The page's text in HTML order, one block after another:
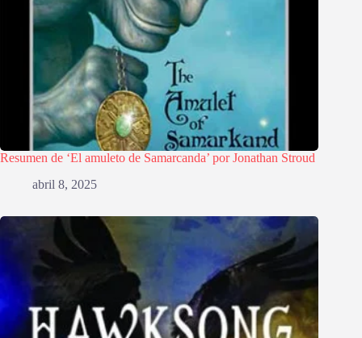
Resumen de ‘El amuleto de Samarcanda’ por Jonathan Stroud
abril 8, 2025